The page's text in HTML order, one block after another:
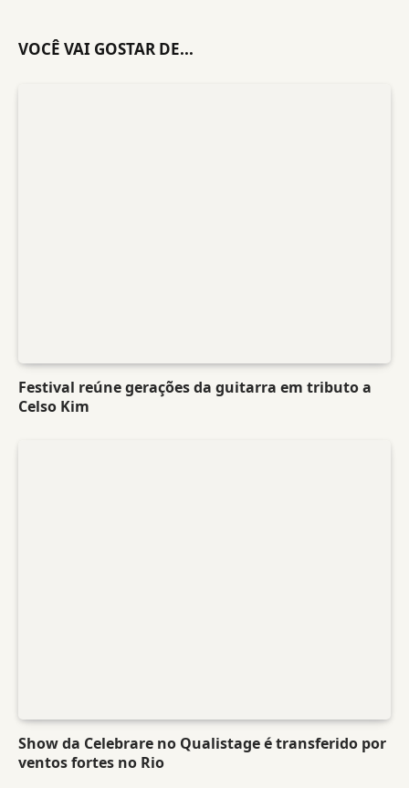
VOCÊ VAI GOSTAR DE...
Festival reúne gerações da guitarra em tributo a
Celso Kim
Show da Celebrare no Qualistage é transferido por
ventos fortes no Rio